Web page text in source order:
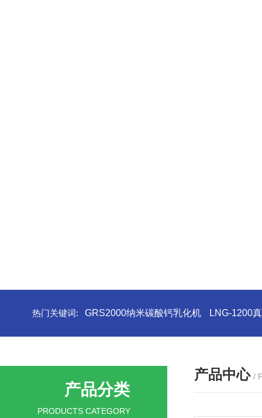
热门关键词: GRS2000纳米碳酸钙乳化机 LNG-1200
产品分类
PRODUCTS CATEGORY
产品中心 /